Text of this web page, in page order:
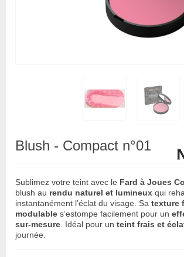
Blush - Compact n°01
Sublimez votre teint avec le Fard à Joues
blush au rendu naturel et lumineux qui
instantanément l’éclat du visage. Sa texture
modulable s’estompe facilement pour un
sur-mesure . Idéal pour un teint frais et
journée.